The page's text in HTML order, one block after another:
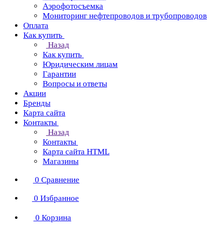
Аэрофотосъемка
Мониторинг нефтепроводов и трубопроводов
Оплата
Как купить
Назад
Как купить
Юридическим лицам
Гарантии
Вопросы и ответы
Акции
Бренды
Карта сайта
Контакты
Назад
Контакты
Карта сайта HTML
Магазины
0 Сравнение
0 Избранное
0 Корзина